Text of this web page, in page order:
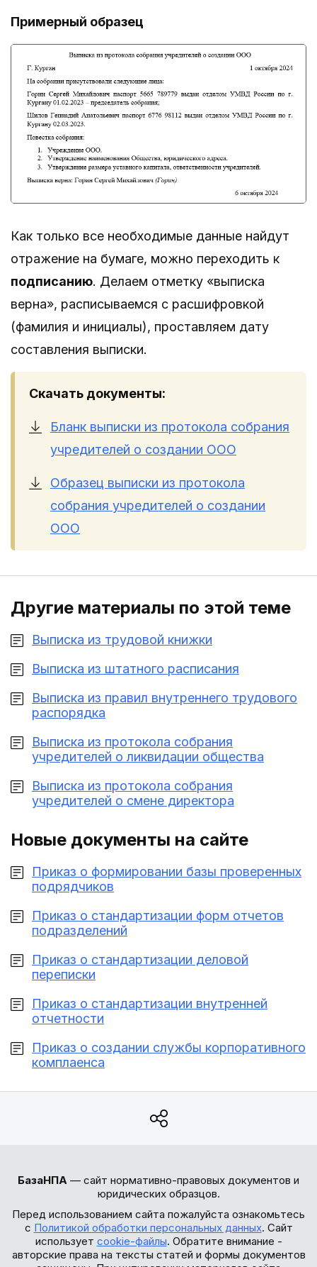
Примерный образец
Как только все необходимые данные найдут
отражение на бумаге, можно переходить к
подписанию. Делаем отметку «выписка
верна», расписываемся с расшифровкой
(фамилия и инициалы), проставляем дату
составления выписки.
Скачать документы:
Бланк выписки из протокола собрания
учредителей о создании ООО
Образец выписки из протокола
собрания учредителей о создании
ООО
Другие материалы по этой теме
Выписка из трудовой книжки
Выписка из штатного расписания
Выписка из правил внутреннего трудового
распорядка
Выписка из протокола собрания
учредителей о ликвидации общества
Выписка из протокола собрания
учредителей о смене директора
Новые документы на сайте
Приказ о формировании базы проверенных
подрядчиков
Приказ о стандартизации форм отчетов
подразделений
Приказ о стандартизации деловой
переписки
Приказ о стандартизации внутренней
отчетности
Приказ о создании службы корпоративного
комплаенса
БазаНПА — сайт нормативно-правовых документов и
юридических образцов.
Перед использованием сайта пожалуйста ознакомьтесь
с Политикой обработки персональных данных. Сайт
использует cookie-файлы. Обратите внимание -
авторские права на тексты статей и формы документов